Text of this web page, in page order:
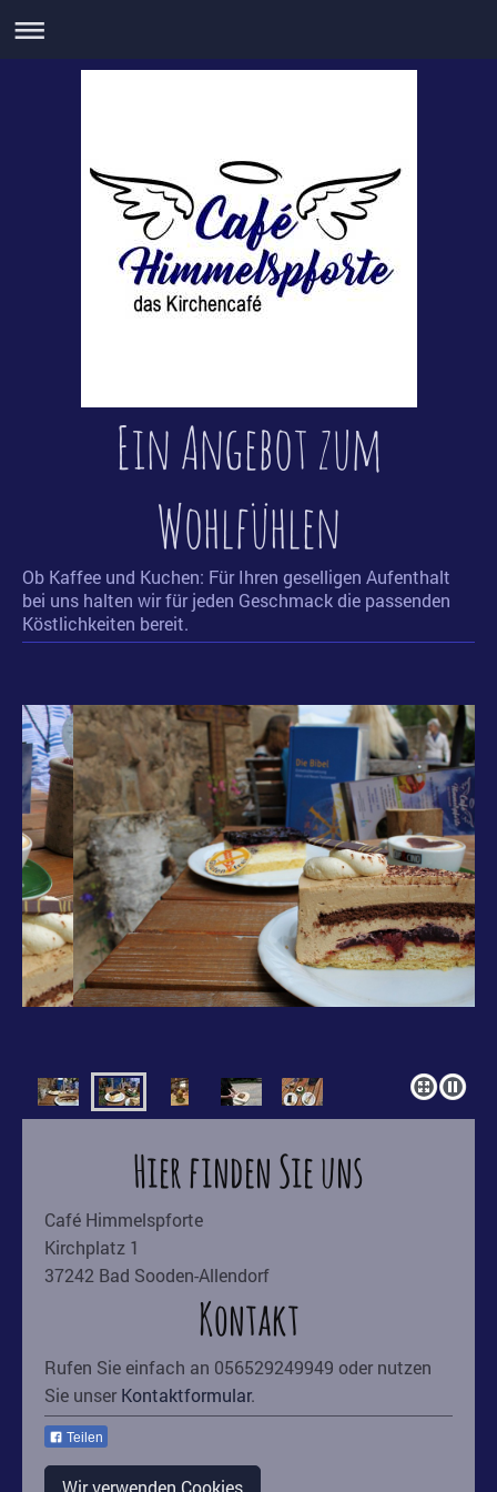
Ein Angebot zum
Wohlfühlen
Ob Kaffee und Kuchen: Für Ihren geselligen Aufenthalt
bei uns halten wir für jeden Geschmack die passenden
Köstlichkeiten bereit.
Hier finden Sie uns
Café Himmelspforte
Kirchplatz 1
37242 Bad Sooden-Allendorf
Kontakt
Rufen Sie einfach an 056529249949 oder nutzen
Sie unserKontaktformular.
Teilen
Wir verwenden Cookies